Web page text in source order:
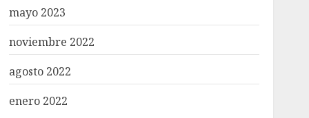
mayo 2023
noviembre 2022
agosto 2022
enero 2022